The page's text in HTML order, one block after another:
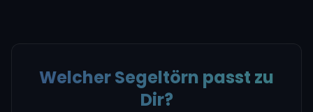
Welcher Segeltörn passt zu
Dir?